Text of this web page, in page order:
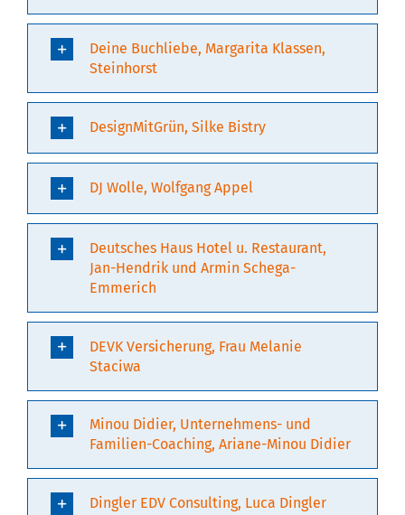
Deine Buchliebe, Margarita Klassen,
Steinhorst
DesignMitGrün, Silke Bistry
DJ Wolle, Wolfgang Appel
Deutsches Haus Hotel u. Restaurant,
Jan-Hendrik und Armin Schega-
Emmerich
DEVK Versicherung, Frau Melanie
Staciwa
Minou Didier, Unternehmens- und
Familien-Coaching, Ariane-Minou Didier
Dingler EDV Consulting, Luca Dingler